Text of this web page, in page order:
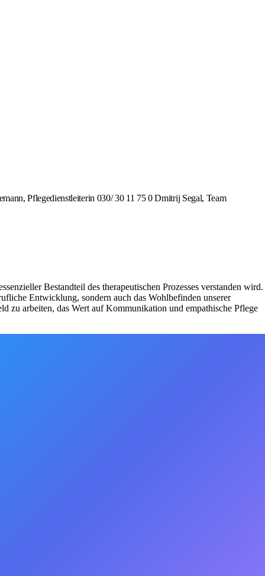
Pflegedienstleiterin 030/ 30 11 75 0 Dmitrij Segal, Team
Bestandteil des therapeutischen Prozesses verstanden wird.
Entwicklung, sondern auch das Wohlbefinden unserer
zu arbeiten, das Wert auf Kommunikation und empathische Pflege